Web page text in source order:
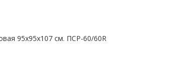
95х95х107 см. ПСР-60/60R